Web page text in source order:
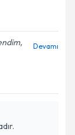
Devamı